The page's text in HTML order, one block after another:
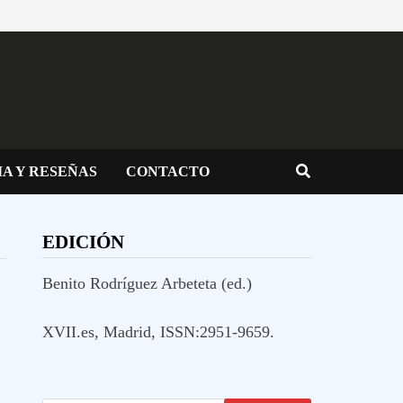
Y RESEÑAS CONTACTO
EDICIÓN
Benito Rodríguez Arbeteta (ed.)
XVII.es, Madrid, ISSN:2951-9659.